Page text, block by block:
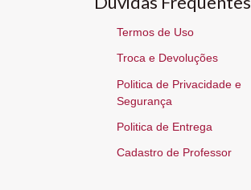
Termos de Uso
Troca e Devoluções
Politica de Privacidade e
Segurança
Politica de Entrega
Cadastro de Professor